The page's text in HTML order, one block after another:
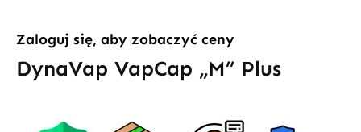
Zaloguj się, aby zobaczyć ceny
DynaVap VapCap „M” Plus